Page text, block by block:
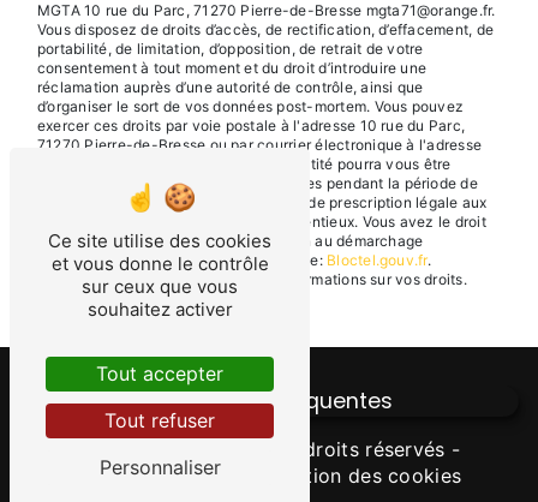
MGTA 10 rue du Parc, 71270 Pierre-de-Bresse mgta71@orange.fr.
Vous disposez de droits d’accès, de rectification, d’effacement, de
portabilité, de limitation, d’opposition, de retrait de votre
consentement à tout moment et du droit d’introduire une
réclamation auprès d’une autorité de contrôle, ainsi que
d’organiser le sort de vos données post-mortem. Vous pouvez
exercer ces droits par voie postale à l'adresse 10 rue du Parc,
71270 Pierre-de-Bresse ou par courrier électronique à l'adresse
mgta71@orange.fr. Un justificatif d'identité pourra vous être
demandé. Nous conservons vos données pendant la période de
prise de contact puis pendant la durée de prescription légale aux
fins probatoires et de gestion des contentieux. Vous avez le droit
de vous inscrire sur la liste d'opposition au démarchage
téléphonique, disponible à cette adresse: Bloctel.gouv.fr.
Consultez le site cnil.fr pour plus d’informations sur vos droits.
Recherches fréquentes
- 2026 - Tous droits réservés -
Mentions légales
Gestion des cookies
Ce site utilise des cookies
et vous donne le contrôle
sur ceux que vous
souhaitez activer
Tout accepter
Tout refuser
Personnaliser